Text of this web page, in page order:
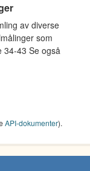
av diverse
som
34-43 Se også
API-dokumenter).